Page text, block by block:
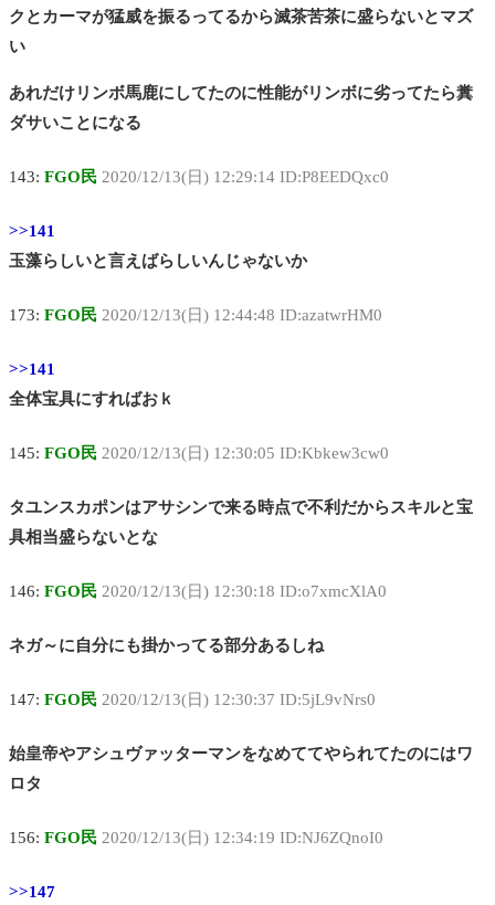
クとカーマが猛威を振るってるから滅茶苦茶に盛らないとマズ
い
あれだけリンボ馬鹿にしてたのに性能がリンボに劣ってたら糞
ダサいことになる
143: FGO民 2020/12/13(日) 12:29:14 ID:P8EEDQxc0
>>141
玉藻らしいと言えばらしいんじゃないか
173: FGO民 2020/12/13(日) 12:44:48 ID:azatwrHM0
>>141
全体宝具にすればおｋ
145: FGO民 2020/12/13(日) 12:30:05 ID:Kbkew3cw0
タユンスカポンはアサシンで来る時点で不利だからスキルと宝
具相当盛らないとな
146: FGO民 2020/12/13(日) 12:30:18 ID:o7xmcXlA0
ネガ～に自分にも掛かってる部分あるしね
147: FGO民 2020/12/13(日) 12:30:37 ID:5jL9vNrs0
始皇帝やアシュヴァッターマンをなめててやられてたのにはワ
ロタ
156: FGO民 2020/12/13(日) 12:34:19 ID:NJ6ZQnoI0
>>147